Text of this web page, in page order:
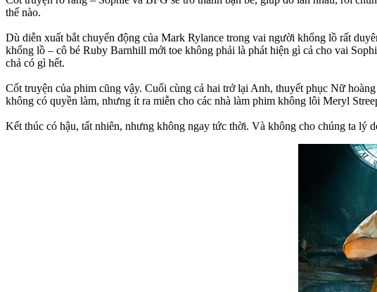
thế nào.
Dù diễn xuất bắt chuyển động của Mark Rylance trong vai người khổng lồ rất
khổng lồ – cô bé Ruby Barnhill mới toe không phải là phát hiện gì cả cho vai
chả có gì hết.
Cốt truyện của phim cũng vậy. Cuối cùng cả hai trở lại Anh, thuyết phục Nữ
không có quyền làm, nhưng ít ra miễn cho các nhà làm phim không lôi Meryl
Kết thúc có hậu, tất nhiên, nhưng không ngay tức thời. Và không cho chúng ta lý